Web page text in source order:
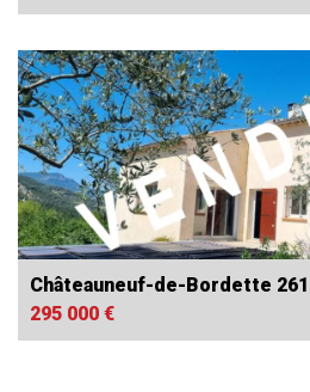
Châteauneuf-de-Bordette
295 000 €